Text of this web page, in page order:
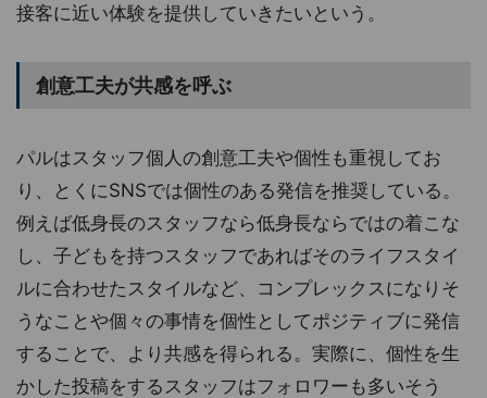
接客に近い体験を提供していきたいという。
創意工夫が共感を呼ぶ
パルはスタッフ個人の創意工夫や個性も重視してお
り、とくにSNSでは個性のある発信を推奨している。
例えば低身長のスタッフなら低身長ならではの着こな
し、子どもを持つスタッフであればそのライフスタイ
ルに合わせたスタイルなど、コンプレックスになりそ
うなことや個々の事情を個性としてポジティブに発信
することで、より共感を得られる。実際に、個性を生
かした投稿をするスタッフはフォロワーも多いそう